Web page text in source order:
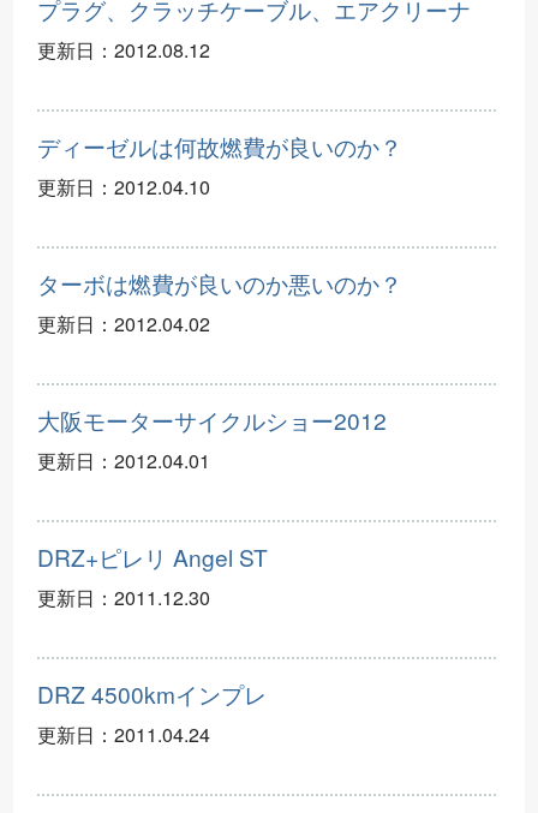
プラグ、クラッチケーブル、エアクリーナ
更新日： 2012.08.12
ディーゼルは何故燃費が良いのか？
更新日： 2012.04.10
ターボは燃費が良いのか悪いのか？
更新日： 2012.04.02
大阪モーターサイクルショー2012
更新日： 2012.04.01
DRZ+ピレリ Angel ST
更新日： 2011.12.30
DRZ 4500kmインプレ
更新日： 2011.04.24